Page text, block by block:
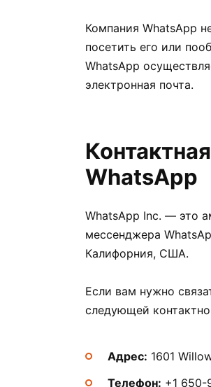
Компания WhatsApp
посетить его или
WhatsApp
электронная почта.
WhatsApp
WhatsApp Inc. — это
мессенджера
Калифорния, США.
Если вам нужно
следующей
Адрес: 1601
Телефон: +1 650-